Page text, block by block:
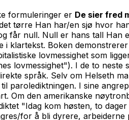
formuleringer er De sier fred
tørre Han har/en sjø hvor
får null. Null er hans tall Han
i klartekst. Boken
lovmessighet som
lovmessighet"). I de to neste
språk. Selv om Helseth
parolediktningen. I sine
Om den amerikanske
"Idag kom høsten, to
for å bli dyrere,